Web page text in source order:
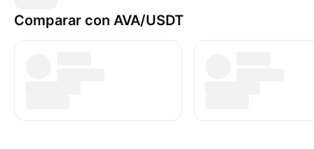
Comparar con AVA/USDT